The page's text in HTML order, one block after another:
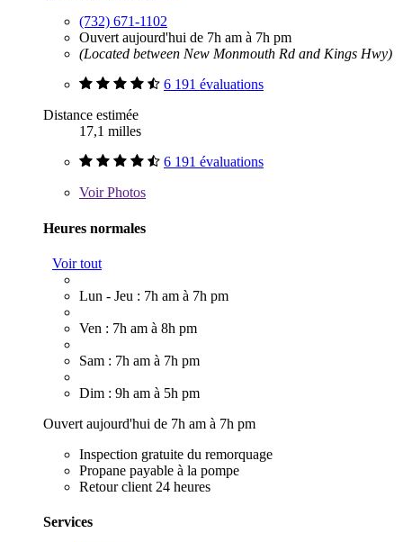
(732) 671-1102
Ouvert aujourd'hui de 7h am à 7h pm
(Located between New Monmouth Rd and Kings Hwy)
6 191 évaluations
Distance estimée
17,1 milles
6 191 évaluations
VoirPhotos
Heures normales
Voir tout
Lun - Jeu : 7h am à 7h pm
Ven : 7h am à 8h pm
Sam : 7h am à 7h pm
Dim : 9h am à 5h pm
Ouvert aujourd'hui de 7h am à 7h pm
Inspection gratuite du remorquage
Propane payable à la pompe
Retour client 24 heures
Services